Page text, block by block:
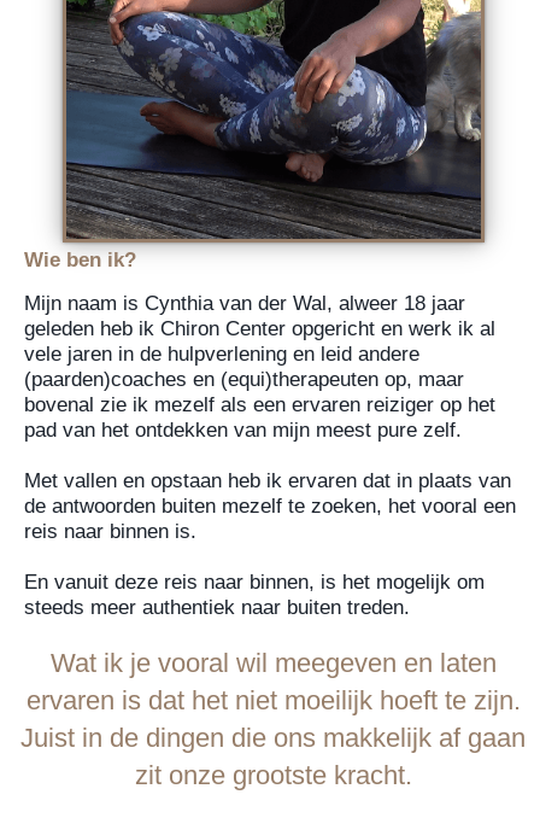
Wie ben ik?
Mijn naam is Cynthia van der Wal, alweer 18 jaar
geleden heb ik Chiron Center opgericht en werk ik al
vele jaren in de hulpverlening en leid andere
(paarden)coaches en (equi)therapeuten op, maar
bovenal zie ik mezelf als een ervaren reiziger op het
pad van het ontdekken van mijn meest pure zelf.
Met vallen en opstaan heb ik ervaren dat in plaats van
de antwoorden buiten mezelf te zoeken, het vooral een
reis naar binnen is.
En vanuit deze reis naar binnen, is het mogelijk om
steeds meer authentiek naar buiten treden.
Wat ik je vooral wil meegeven en laten
ervaren is dat het niet moeilijk hoeft te zijn.
Juist in de dingen die ons makkelijk af gaan
zit onze grootste kracht.